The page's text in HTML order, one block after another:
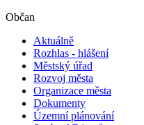
Občan
Aktuálně
Rozhlas - hlášení
Městský úřad
Rozvoj města
Organizace města
Dokumenty
Územní plánování